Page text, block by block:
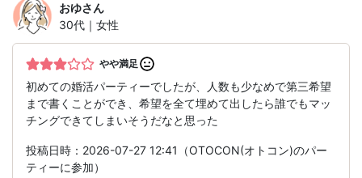
おゆさん
30代｜女性
やや満足
初めての婚活パーティーでしたが、人数も少なめで第三希望
まで書くことができ、希望を全て埋めて出したら誰でもマッ
チングできてしまいそうだなと思った
投稿日時：2026-07-27 12:41（OTOCON(オトコン)のパー
ティーに参加）